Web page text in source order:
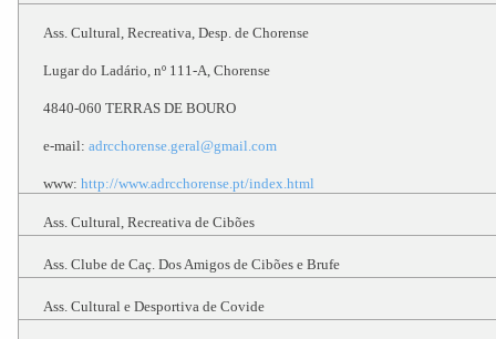
Ass. Cultural, Recreativa, Desp. de Chorense
Lugar do Ladário, nº 111-A, Chorense
4840-060 TERRAS DE BOURO
e-mail:adrcchorense.geral@gmail.com
www:http://www.adrcchorense.pt/index.html
Ass. Cultural, Recreativa de Cibões
Ass. Clube de Caç. Dos Amigos de Cibões e Brufe
Ass. Cultural e Desportiva de Covide